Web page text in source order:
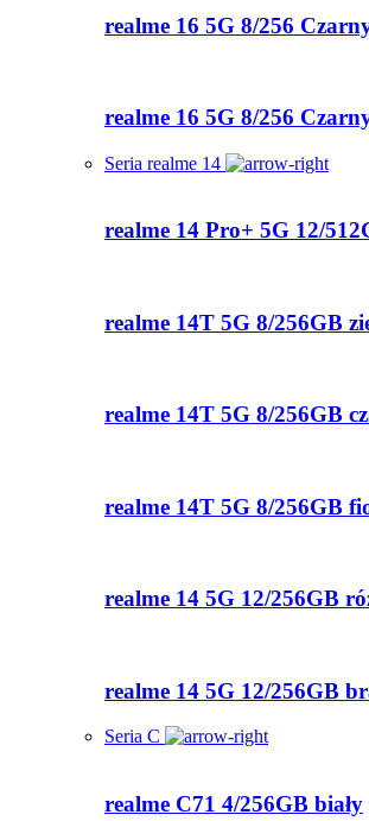
realme 16 5G 8/256
realme 16 5G 8/256
Seria realme 14
realme 14 Pro+ 5G 12/
realme 14T 5G 8/256GB
realme 14T 5G 8/256GB
realme 14T 5G 8/256GB
realme 14 5G 12/256GB
realme 14 5G 12/256GB
Seria C
realme C71 4/256GB biały